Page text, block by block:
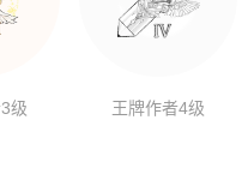
级 王牌作者4级